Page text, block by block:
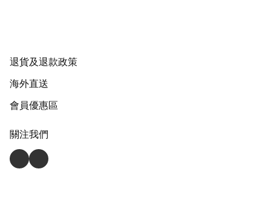
退貨及退款政策
海外直送
會員優惠區
關注我們